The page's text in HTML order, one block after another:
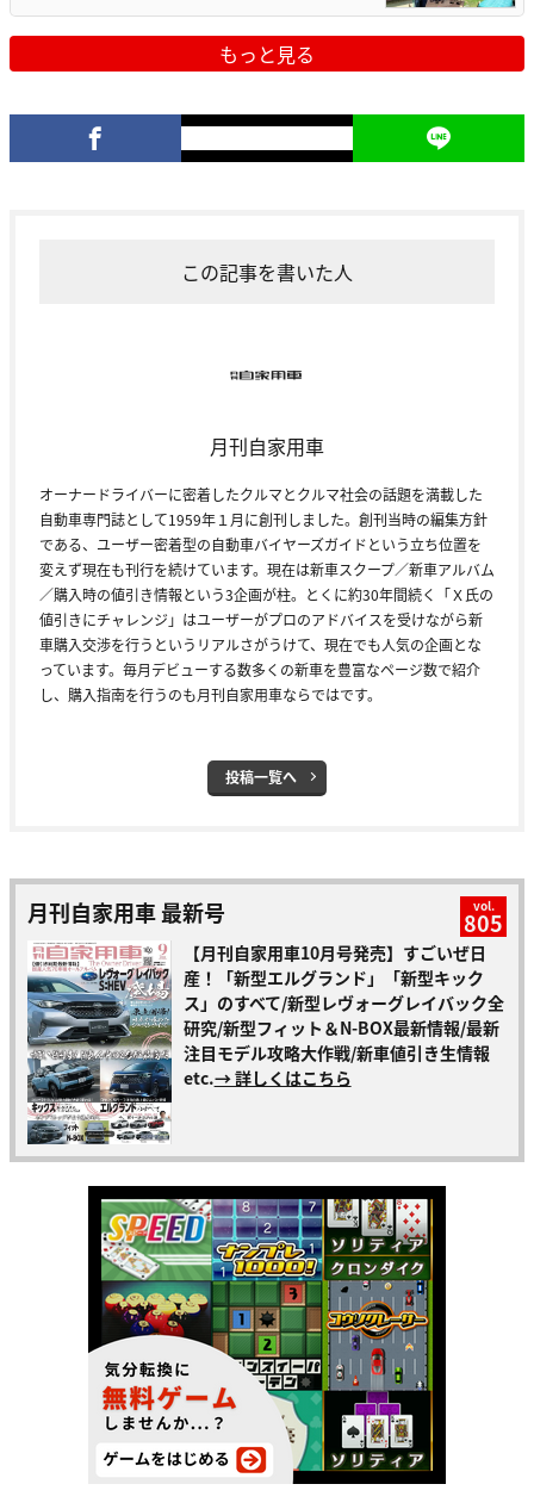
もっと見る
この記事を書いた人
月刊自家用車
オーナードライバーに密着したクルマとクルマ社会の話題を満載した
自動車専門誌として1959年１月に創刊しました。創刊当時の編集方針
である、ユーザー密着型の自動車バイヤーズガイドという立ち位置を
変えず現在も刊行を続けています。現在は新車スクープ／新車アルバム
／購入時の値引き情報という3企画が柱。とくに約30年間続く「Ｘ氏の
値引きにチャレンジ」はユーザーがプロのアドバイスを受けながら新
車購入交渉を行うというリアルさがうけて、現在でも人気の企画とな
っています。毎月デビューする数多くの新車を豊富なページ数で紹介
し、購入指南を行うのも月刊自家用車ならではです。
投稿一覧へ
月刊自家用車 最新号 vol.
805
【月刊自家用車10月号発売】すごいぜ日
産！「新型エルグランド」「新型キック
ス」のすべて/新型レヴォーグレイバック全
研究/新型フィット＆N-BOX最新情報/最新
注目モデル攻略大作戦/新車値引き生情報
etc.→ 詳しくはこちら